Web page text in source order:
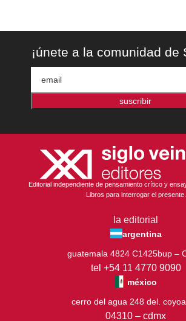
¡únete a la comunidad de
suscribir
Editorial independiente de pensamiento crítico y
Libros para interrogar el presente.
la editorial
argentina
guatemala 4824 C1425bup –
tel +54 11 4770 9090
méxico
cerro del agua 248 del.
04310 – cdmx